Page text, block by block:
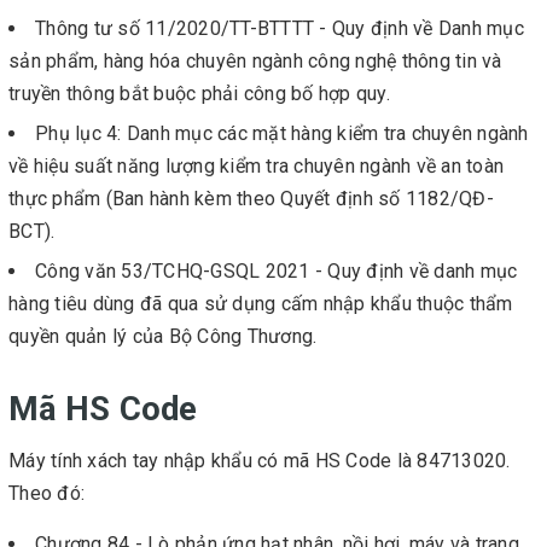
Thông tư số 11/2020/TT-BTTTT - Quy định về Danh mục
sản phẩm, hàng hóa chuyên ngành công nghệ thông tin và
truyền thông bắt buộc phải công bố hợp quy.
Phụ lục 4: Danh mục các mặt hàng kiểm tra chuyên ngành
về hiệu suất năng lượng kiểm tra chuyên ngành về an toàn
thực phẩm (Ban hành kèm theo Quyết định số 1182/QĐ-
BCT).
Công văn 53/TCHQ-GSQL 2021 - Quy định về danh mục
hàng tiêu dùng đã qua sử dụng cấm nhập khẩu thuộc thẩm
quyền quản lý của Bộ Công Thương.
Mã HS Code
Máy tính xách tay nhập khẩu có mã HS Code là 84713020.
Theo đó: